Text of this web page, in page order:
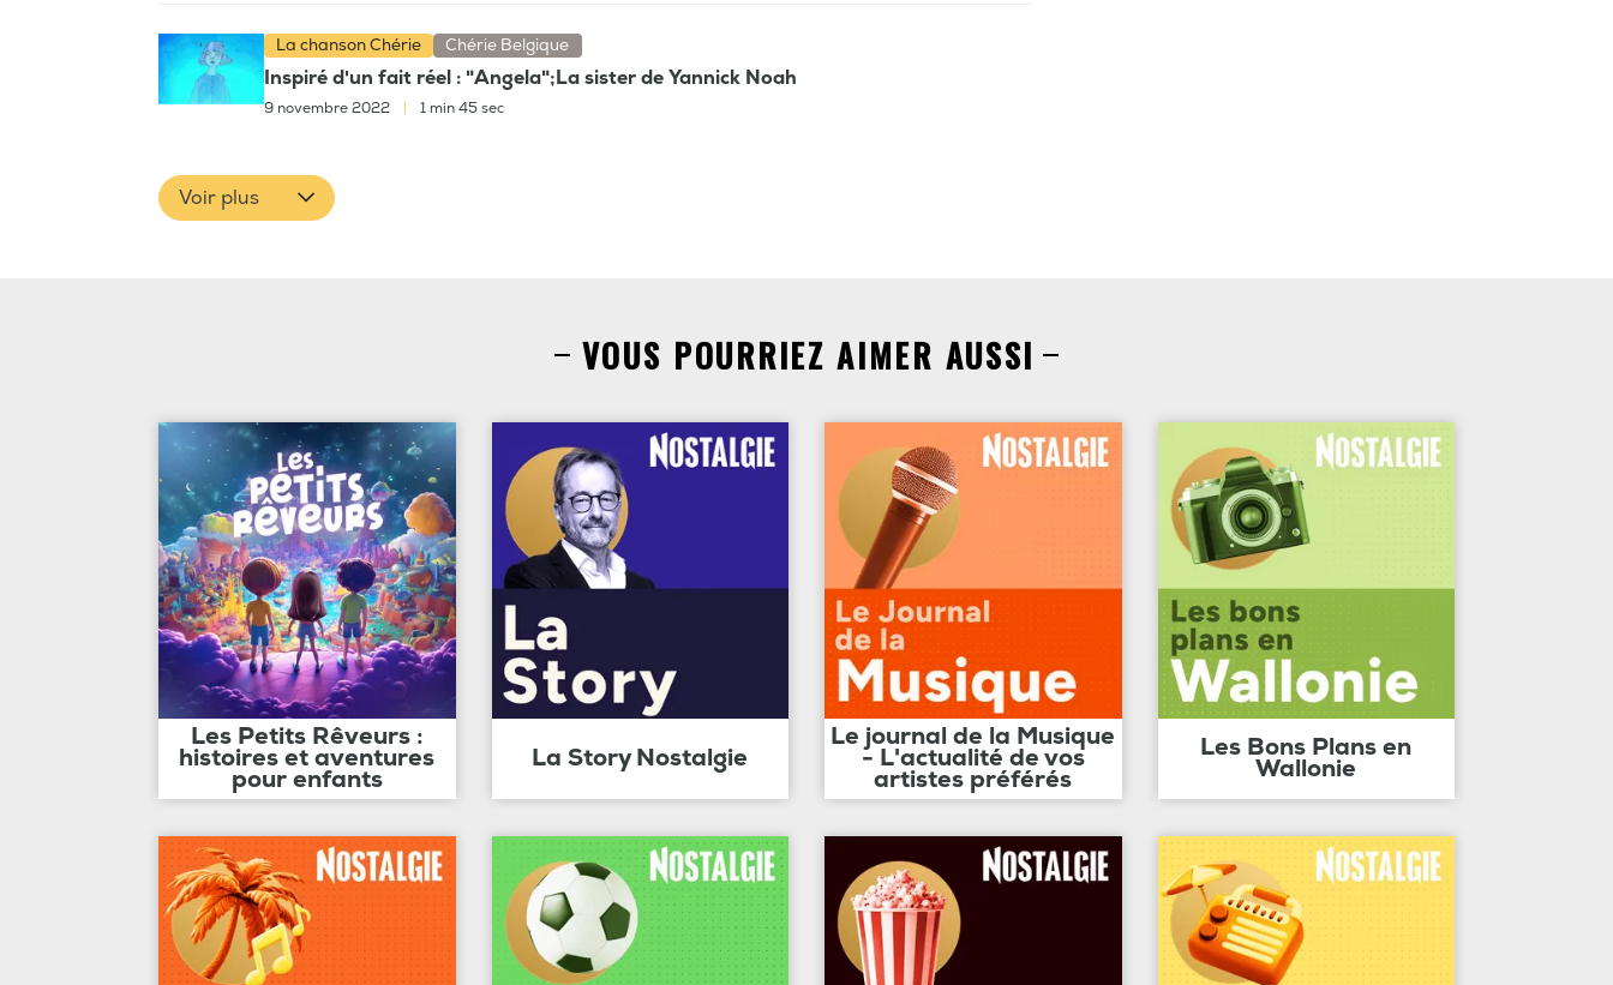
La chanson Chérie Chérie Belgique
Inspiré d'un fait réel : "Angela";La sister de Yannick Noah
9 novembre 2022 | 1 min 45 sec
Voir plus
VOUS POURRIEZ AIMER AUSSI
Les Petits Rêveurs :
histoires et aventures
pour enfants
La Story Nostalgie
Le journal de la Musique
- L'actualité de vos
artistes préférés
Les Bons Plans en
Wallonie